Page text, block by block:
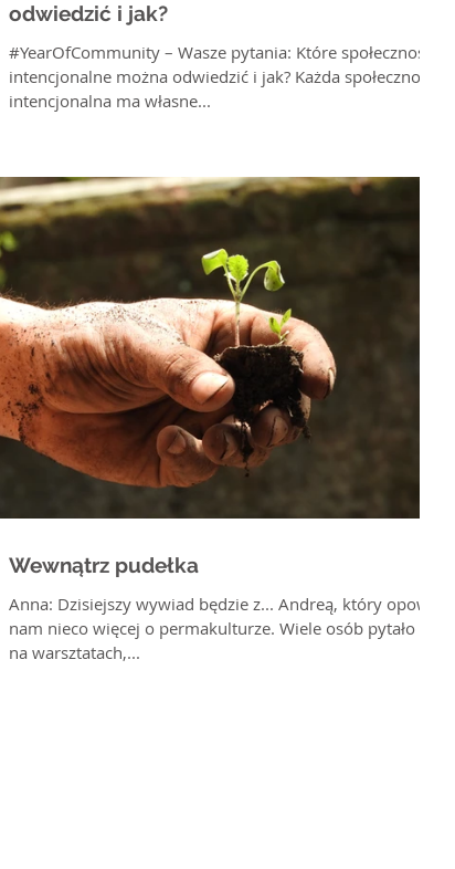
odwiedzić i jak?
#YearOfCommunity – Wasze pytania: Które społeczności
intencjonalne można odwiedzić i jak? Każda społeczność
intencjonalna ma własne...
Wewnątrz pudełka
Anna: Dzisiejszy wywiad będzie z... Andreą, który opowie
nam nieco więcej o permakulturze. Wiele osób pytało nas
na warsztatach,...